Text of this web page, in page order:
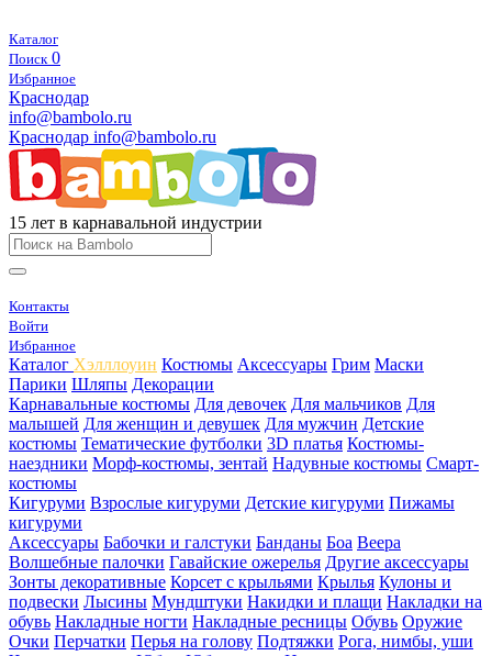
Каталог
Поиск 0
Избранное
Краснодар
info@bambolo.ru
Краснодар info@bambolo.ru
15 лет в карнавальной индустрии
Контакты
Войти
Избранное
Каталог Хэлллоуин Костюмы Аксессуары Грим Маски
Парики Шляпы Декорации
Карнавальные костюмы Для девочек Для мальчиков Для
малышей Для женщин и девушек Для мужчин Детские
костюмы Тематические футболки 3D платья Костюмы-
наездники Морф-костюмы, зентай Надувные костюмы Смарт-
костюмы
Кигуруми Взрослые кигуруми Детские кигуруми Пижамы
кигуруми
Аксессуары Бабочки и галстуки Банданы Боа Веера
Волшебные палочки Гавайские ожерелья Другие аксессуары
Зонты декоративные Корсет с крыльями Крылья Кулоны и
подвески Лысины Мундштуки Накидки и плащи Накладки на
обувь Накладные ногти Накладные ресницы Обувь Оружие
Очки Перчатки Перья на голову Подтяжки Рога, нимбы, уши